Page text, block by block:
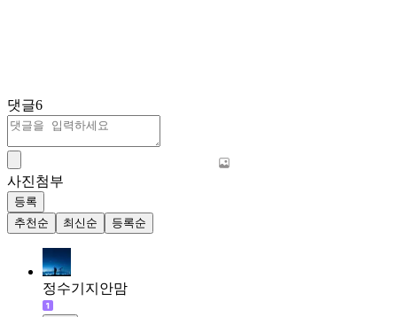
댓글6
사진첨부
등록
추천순
최신순 등록순
정수기지안맘